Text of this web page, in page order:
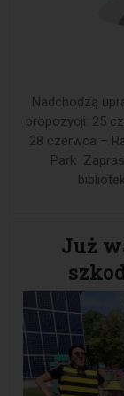
Nadchodzą
propozycji: 25
28 czerwca –
Park
Już